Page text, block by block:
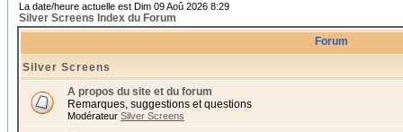
La date/heure actuelle est Dim 09 Aoû 2026 8:29
Silver Screens Index du Forum
Forum
Silver Screens
A propos du site et du forum
Remarques, suggestions et questions
Modérateur Silver Screens